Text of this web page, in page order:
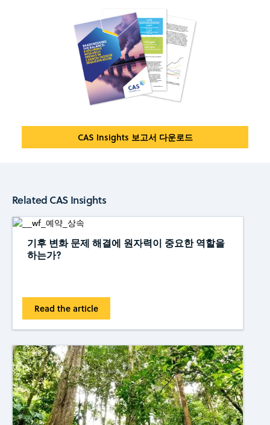
CAS Insights 보고서 다운로드
Related CAS Insights
기후 변화 문제 해결에 원자력이 중요한 역할을
하는가?
Read the article